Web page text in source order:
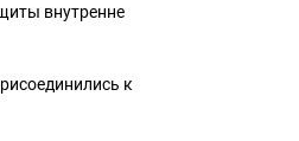
внутренне
к